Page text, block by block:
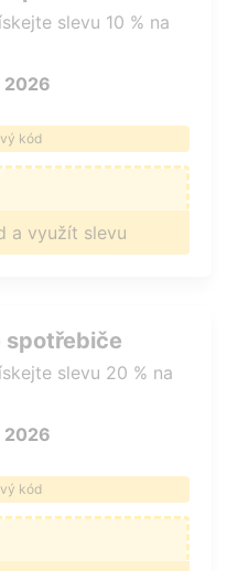
slevu 10 % na
2026
kód
a využít slevu
spotřebiče
slevu 20 % na
2026
kód